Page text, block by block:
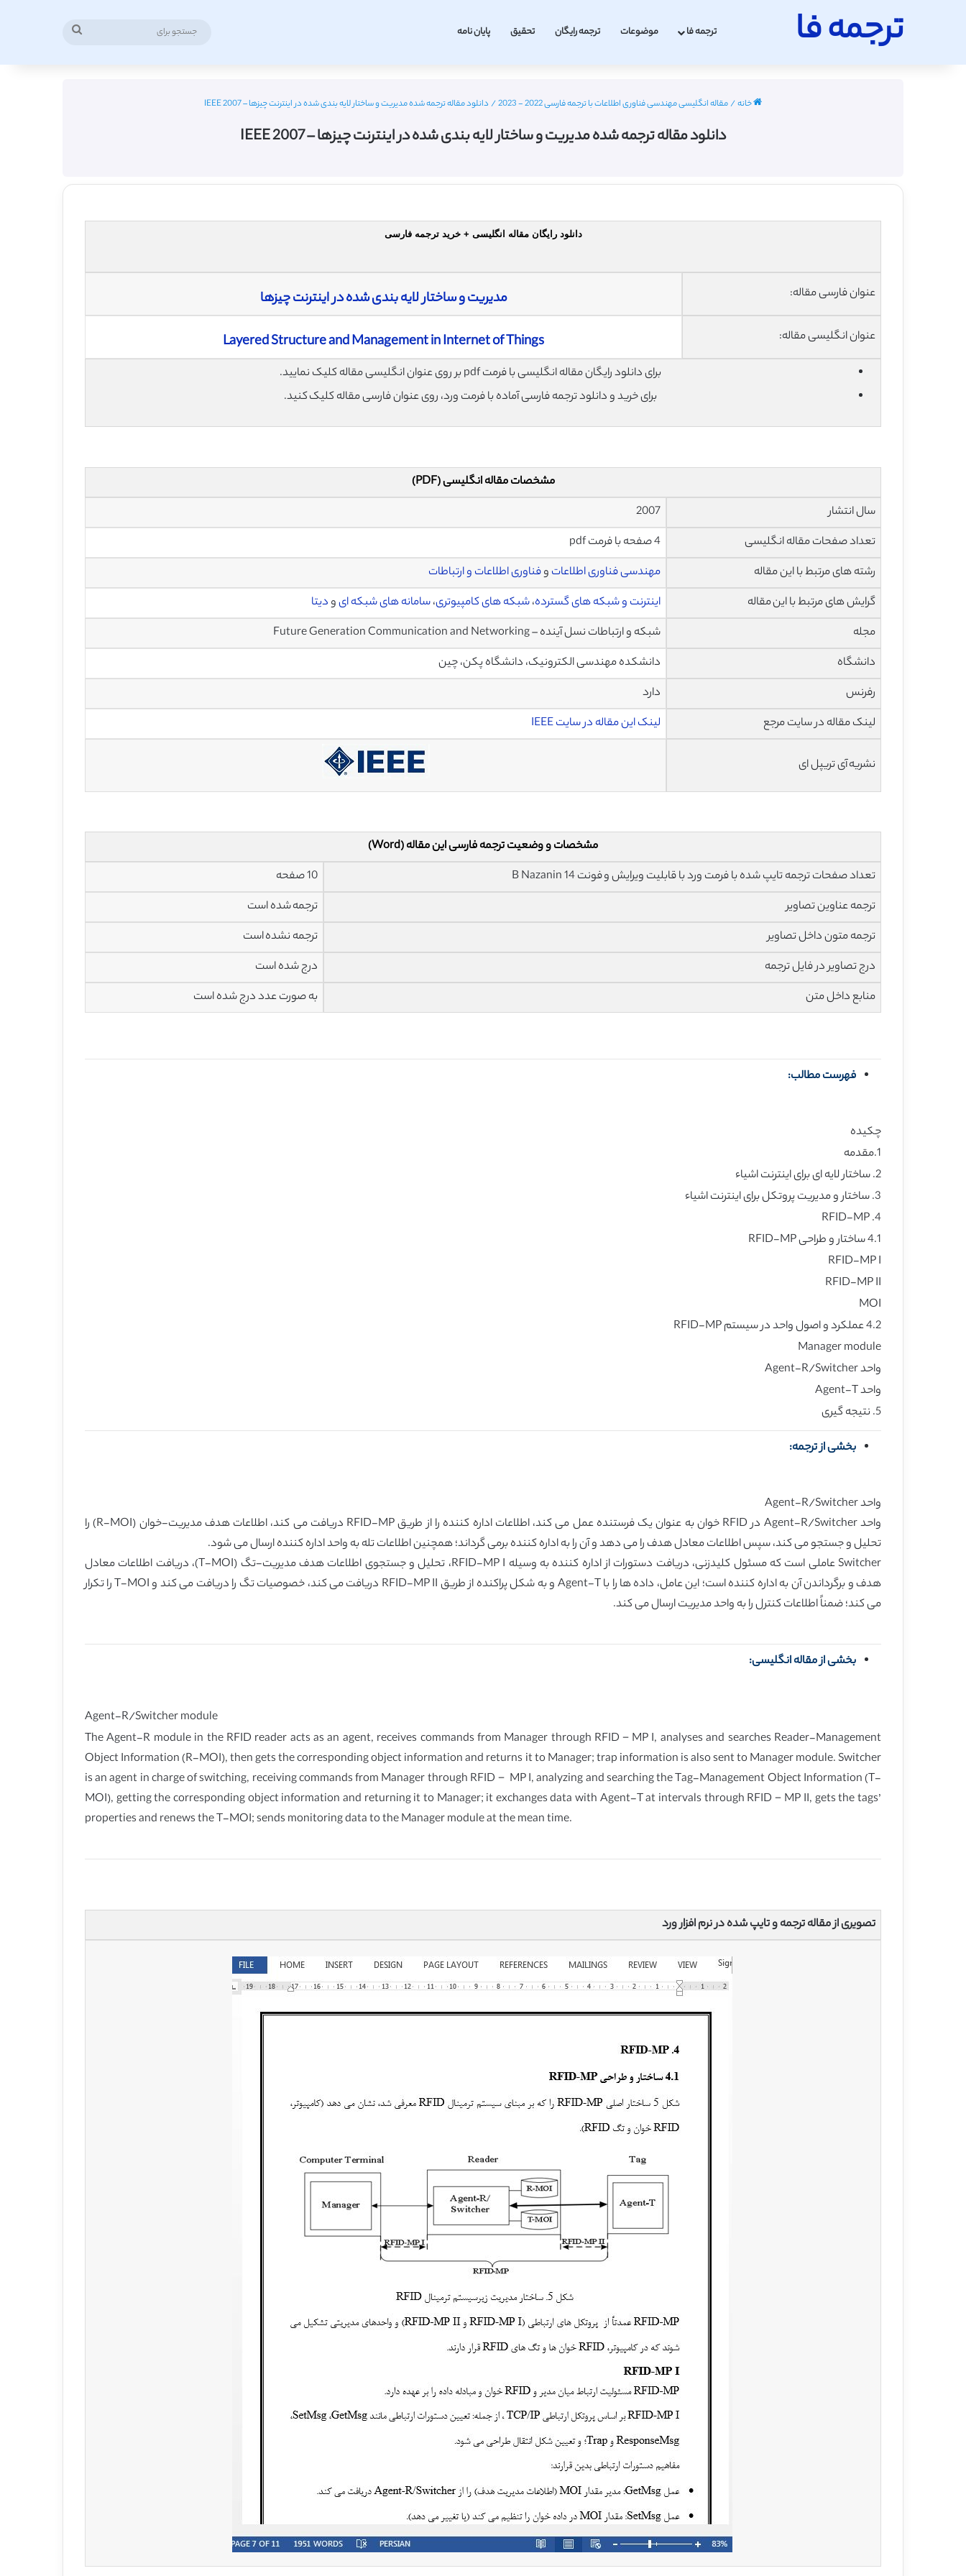
ترجمه فا ترجمه فا موضوعات ترجمه رایگان تحقیق پایان نامه
خانه/مقاله انگلیسی مهندسی فناوری اطلاعات با ترجمه فارسی 2022 - 2023 / دانلود مقاله ترجمه شده مدیریت و ساختار لایه بندی شده در اینترنت چیزها – 2007 IEEE
دانلود مقاله ترجمه شده مدیریت و ساختار لایه بندی شده در اینترنت چیزها – 2007 IEEE
دانلود رایگان مقاله انگلیسی + خرید ترجمه فارسی
عنوان فارسی مقاله: مدیریت و ساختار لایه بندی شده در اینترنت چیزها
عنوان انگلیسی مقاله: Layered Structure and Management in Internet of Things
برای دانلود رایگان مقاله انگلیسی با فرمت pdf بر روی عنوان انگلیسی مقاله کلیک نمایید.
برای خرید و دانلود ترجمه فارسی آماده با فرمت ورد، روی عنوان فارسی مقاله کلیک کنید.
مشخصات مقاله انگلیسی (PDF)
سال انتشار
2007
تعداد صفحات مقاله انگلیسی
4 صفحه با فرمت pdf
رشته های مرتبط با این مقاله
مهندسی فناوری اطلاعات وفناوری اطلاعات و ارتباطات
گرایش های مرتبط با این مقاله
اینترنت و شبکه های گسترده،شبکه های کامپیوتری،سامانه های شبکه ایودیتا
مجله
شبکه و ارتباطات نسل آینده – Future Generation Communication and Networking
دانشگاه
دانشکده مهندسی الکترونیک، دانشگاه پکن، چین
رفرنس
دارد
لینک مقاله در سایت مرجع
لینک این مقاله در سایت IEEE
نشریه آی تریپل ای
مشخصات و وضعیت ترجمه فارسی این مقاله (Word)
تعداد صفحات ترجمه تایپ شده با فرمت ورد با قابلیت ویرایش و فونت 14 B Nazanin
10 صفحه
ترجمه عناوین تصاویر
ترجمه شده است
ترجمه متون داخل تصاویر
ترجمه نشده است
درج تصاویر در فایل ترجمه
درج شده است
منابع داخل متن
به صورت عدد درج شده است
فهرست مطالب:
چکیده
1.مقدمه
2. ساختار لایه ای برای اینترنت اشیاء
3. ساختار و مدیریت پروتکل برای اینترنت اشیاء
4. RFID-MP
4.1 ساختار و طراحی RFID-MP
RFID-MP I
RFID-MP II
MOI
4.2 عملکرد و اصول واحد در سیستم RFID-MP
Manager module
واحد Agent-R/Switcher
واحد Agent-T
5. نتیجه گیری
بخشی از ترجمه:
واحد Agent-R/Switcher
واحد Agent-R/Switcher در RFID خوان به عنوان یک فرستنده عمل می کند، اطلاعات اداره کننده را از طریق RFID-MP دریافت می کند، اطلاعات هدف مدیریت-خوان (R-MOI) را
تحلیل و جستجو می کند، سپس اطلاعات معادل هدف را می دهد و آن را به اداره کننده برمی گرداند؛ همچنین اطلاعات تله به واحد اداره کننده ارسال می شود.
Switcher عاملی است که مسئول کلیدزنی، دریافت دستورات از اداره کننده به وسیله RFID-MP I، تحلیل و جستجوی اطلاعات هدف مدیریت-تگ (T-MOI)، دریافت اطلاعات معادل
هدف و برگرداندن آن به اداره کننده است؛ این عامل، داده ها را با Agent-T و به شکل پراکنده از طریق RFID-MP II دریافت می کند، خصوصیات تگ را دریافت می کند و T-MOI را تکرار
می کند؛ ضمناً اطلاعات کنترل را به واحد مدیریت ارسال می کند.
بخشی از مقاله انگلیسی:
Agent-R/Switcher module
The Agent-R module in the RFID reader acts as an agent, receives commands from Manager through RFID－MP I, analyses and searches Reader-Management
Object Information (R-MOI), then gets the corresponding object information and returns it to Manager; trap information is also sent to Manager module. Switcher
is an agent in charge of switching, receiving commands from Manager through RFID－ MP I, analyzing and searching the Tag-Management Object Information (T-
MOI), getting the corresponding object information and returning it to Manager; it exchanges data with Agent-T at intervals through RFID－MP II, gets the tags’
properties and renews the T-MOI; sends monitoring data to the Manager module at the mean time.
تصویری از مقاله ترجمه و تایپ شده در نرم افزار ورد